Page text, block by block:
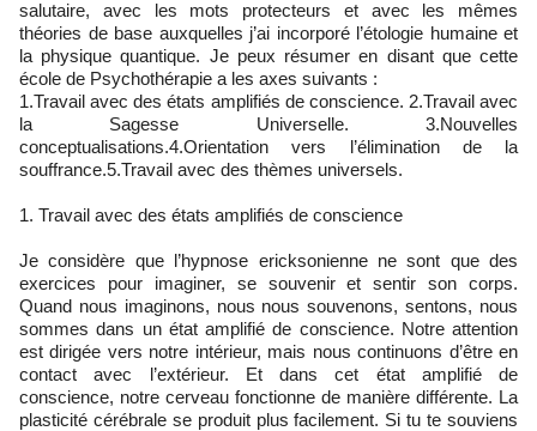
salutaire, avec les mots protecteurs et avec les mêmes
théories de base auxquelles j’ai incorporé l’étologie humaine et
la physique quantique. Je peux résumer en disant que cette
école de Psychothérapie a les axes suivants :
1.Travail avec des états amplifiés de conscience. 2.Travail avec
la Sagesse Universelle. 3.Nouvelles
conceptualisations.4.Orientation vers l’élimination de la
souffrance.5.Travail avec des thèmes universels.
1. Travail avec des états amplifiés de conscience
Je considère que l’hypnose ericksonienne ne sont que des
exercices pour imaginer, se souvenir et sentir son corps.
Quand nous imaginons, nous nous souvenons, sentons, nous
sommes dans un état amplifié de conscience. Notre attention
est dirigée vers notre intérieur, mais nous continuons d’être en
contact avec l’extérieur. Et dans cet état amplifié de
conscience, notre cerveau fonctionne de manière différente. La
plasticité cérébrale se produit plus facilement. Si tu te souviens